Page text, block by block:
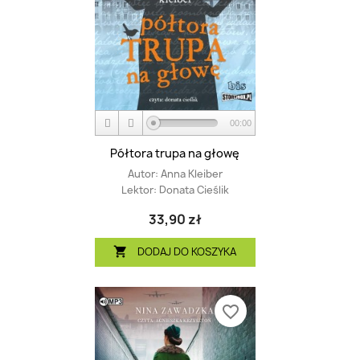
00:00
Półtora trupa na głowę
Autor: Anna Kleiber
Lektor: Donata Cieślik
33,90 zł
 DODAJ DO KOSZYKA
favorite_border